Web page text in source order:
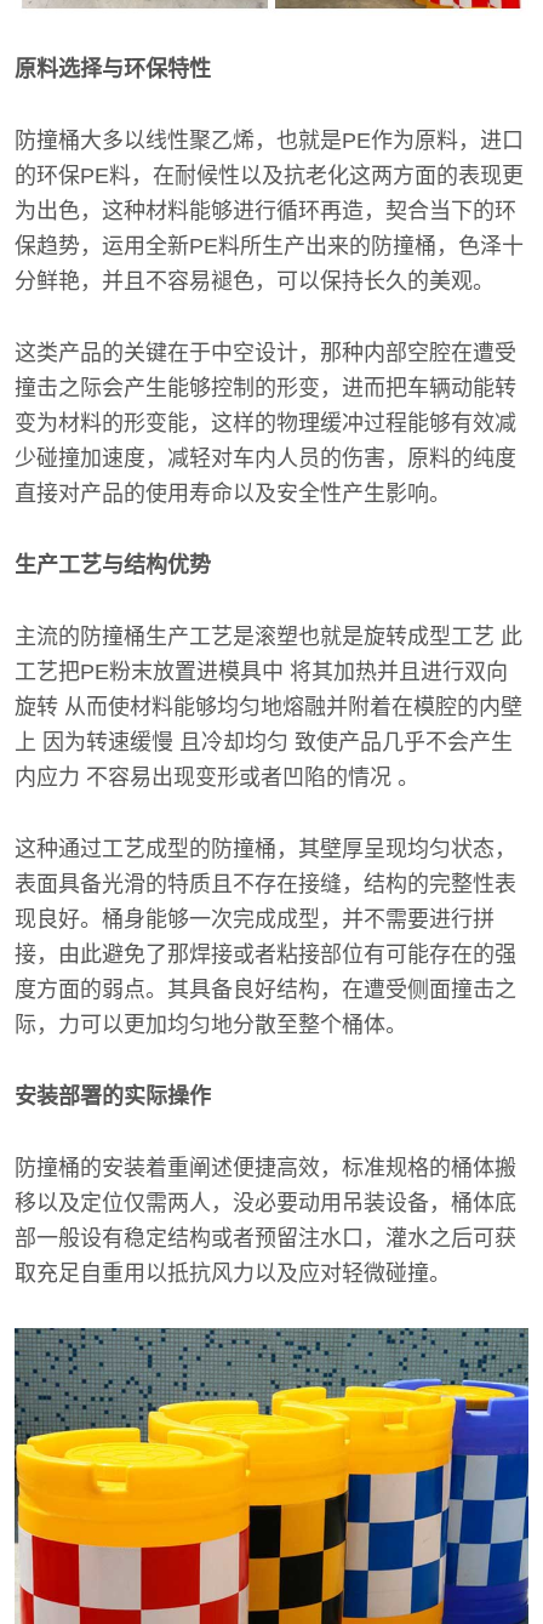
原料选择与环保特性
防撞桶大多以线性聚乙烯，也就是PE作为原料，进口
的环保PE料，在耐候性以及抗老化这两方面的表现更
为出色，这种材料能够进行循环再造，契合当下的环
保趋势，运用全新PE料所生产出来的防撞桶，色泽十
分鲜艳，并且不容易褪色，可以保持长久的美观。
这类产品的关键在于中空设计，那种内部空腔在遭受
撞击之际会产生能够控制的形变，进而把车辆动能转
变为材料的形变能，这样的物理缓冲过程能够有效减
少碰撞加速度，减轻对车内人员的伤害，原料的纯度
直接对产品的使用寿命以及安全性产生影响。
生产工艺与结构优势
主流的防撞桶生产工艺是滚塑也就是旋转成型工艺 此
工艺把PE粉末放置进模具中 将其加热并且进行双向
旋转 从而使材料能够均匀地熔融并附着在模腔的内壁
上 因为转速缓慢 且冷却均匀 致使产品几乎不会产生
内应力 不容易出现变形或者凹陷的情况 。
这种通过工艺成型的防撞桶，其壁厚呈现均匀状态，
表面具备光滑的特质且不存在接缝，结构的完整性表
现良好。桶身能够一次完成成型，并不需要进行拼
接，由此避免了那焊接或者粘接部位有可能存在的强
度方面的弱点。其具备良好结构，在遭受侧面撞击之
际，力可以更加均匀地分散至整个桶体。
安装部署的实际操作
防撞桶的安装着重阐述便捷高效，标准规格的桶体搬
移以及定位仅需两人，没必要动用吊装设备，桶体底
部一般设有稳定结构或者预留注水口，灌水之后可获
取充足自重用以抵抗风力以及应对轻微碰撞。